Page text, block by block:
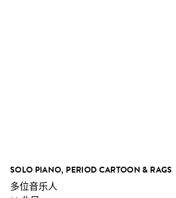
SOLO PIANO, PERIOD CARTOON & RAGS
多位音乐人